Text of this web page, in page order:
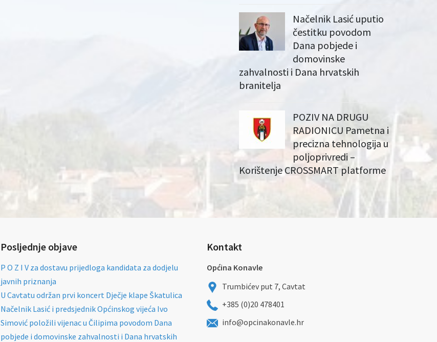
Načelnik Lasić uputio
čestitku povodom
Dana pobjede i
domovinske
zahvalnosti i Dana hrvatskih
branitelja
POZIV NA DRUGU
RADIONICU Pametna i
precizna tehnologija u
poljoprivredi –
Korištenje CROSSMART platforme
Posljednje objave
P O Z I V za dostavu prijedloga kandidata za dodjelu
javnih priznanja
U Cavtatu održan prvi koncert Dječje klape Škatulica
Načelnik Lasić i predsjednik Općinskog vijeća Ivo
Simović položili vijenac u Čilipima povodom Dana
pobjede i domovinske zahvalnosti i Dana hrvatskih
Kontakt
Općina Konavle
Trumbićev put 7, Cavtat
+385 (0)20 478401
info@opcinakonavle.hr